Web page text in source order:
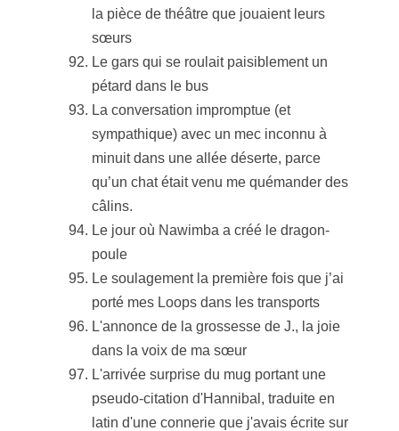
la pièce de théâtre que jouaient leurs
sœurs
Le gars qui se roulait paisiblement un
pétard dans le bus
La conversation impromptue (et
sympathique) avec un mec inconnu à
minuit dans une allée déserte, parce
qu’un chat était venu me quémander des
câlins.
Le jour où Nawimba a créé le dragon-
poule
Le soulagement la première fois que j’ai
porté mes Loops dans les transports
L'annonce de la grossesse de J., la joie
dans la voix de ma sœur
L'arrivée surprise du mug portant une
pseudo-citation d'Hannibal, traduite en
latin d'une connerie que j'avais écrite sur